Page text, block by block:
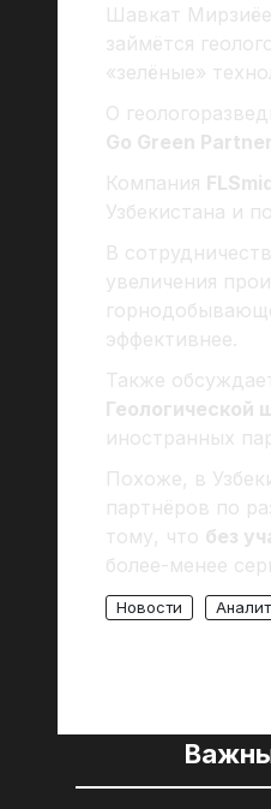
Шавкат
займётся
«зелёные»
О
Go Green
Компания
Узбекистана и
В
увеличения
эффективнее.
Также
Геологической
иностранных
Похоже, в
партнёров по
тому, что без
более-менее
Новости